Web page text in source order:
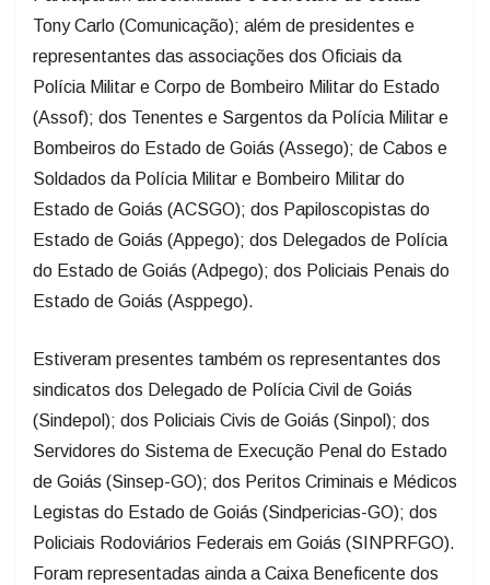
Tony Carlo (Comunicação); além de presidentes e
representantes das associações dos Oficiais da
Polícia Militar e Corpo de Bombeiro Militar do Estado
(Assof); dos Tenentes e Sargentos da Polícia Militar e
Bombeiros do Estado de Goiás (Assego); de Cabos e
Soldados da Polícia Militar e Bombeiro Militar do
Estado de Goiás (ACSGO); dos Papiloscopistas do
Estado de Goiás (Appego); dos Delegados de Polícia
do Estado de Goiás (Adpego); dos Policiais Penais do
Estado de Goiás (Asppego).
Estiveram presentes também os representantes dos
sindicatos dos Delegado de Polícia Civil de Goiás
(Sindepol); dos Policiais Civis de Goiás (Sinpol); dos
Servidores do Sistema de Execução Penal do Estado
de Goiás (Sinsep-GO); dos Peritos Criminais e Médicos
Legistas do Estado de Goiás (Sindpericias-GO); dos
Policiais Rodoviários Federais em Goiás (SINPRFGO).
Foram representadas ainda a Caixa Beneficente dos